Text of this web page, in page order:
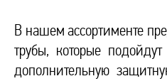
В нашем ассортименте
трубы, которые
дополнительную